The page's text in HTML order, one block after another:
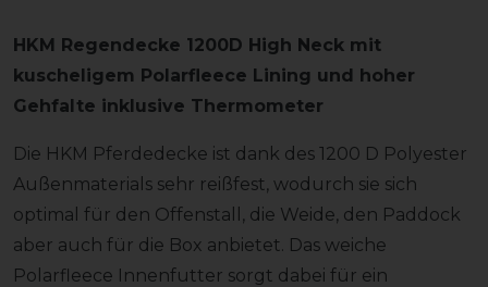
HKM Regendecke 1200D High Neck mit
kuscheligem Polarfleece Lining und hoher
Gehfalte inklusive Thermometer
Die HKM Pferdedecke ist dank des 1200 D Polyester
Außenmaterials sehr reißfest, wodurch sie sich
optimal für den Offenstall, die Weide, den Paddock
aber auch für die Box anbietet. Das weiche
Polarfleece Innenfutter sorgt dabei für ein